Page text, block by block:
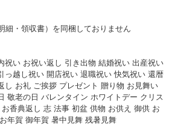
細・領収書）を同梱しておりません
祝い お祝い返し 引き出物 結婚祝い 出産祝い
っ越し祝い 開店祝い 退職祝い 快気祝い 還暦
し お礼 ご挨拶 プレゼント 贈り物 お見舞い
敬老の日 バレンタイン ホワイトデー クリス
香典返し 志 法事 初盆 供物 お供え 御供 お
年賀 御年賀 暑中見舞 残暑見舞